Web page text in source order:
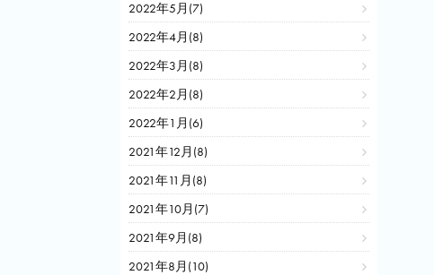
2022年5月(7)
2022年4月(8)
2022年3月(8)
2022年2月(8)
2022年1月(6)
2021年12月(8)
2021年11月(8)
2021年10月(7)
2021年9月(8)
2021年8月(10)